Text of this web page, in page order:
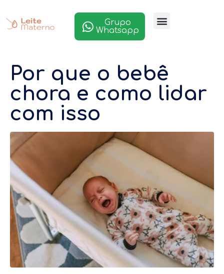
Grupo
Whatsapp
Por que o bebê
chora e como lidar
com isso